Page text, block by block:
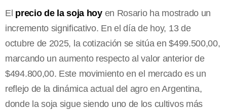
El precio de la soja hoyen Rosario ha mostrado un
incremento significativo. En el día de hoy, 13 de
octubre de 2025, la cotización se sitúa en $499.500,00,
marcando un aumento respecto al valor anterior de
$494.800,00. Este movimiento en el mercado es un
reflejo de la dinámica actual del agro en Argentina,
donde la soja sigue siendo uno de los cultivos más